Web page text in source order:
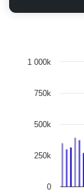
0
250k
500k
750k
1 000k